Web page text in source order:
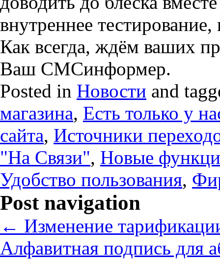
внутреннее
Как всегда, ждём ваших
Ваш СМСинформер.
Posted in Новости and
магазина, Есть только у
сайта, Источники
"На Связи", Новые
Удобство пользования,
Post navigation
← Изменение
Алфавитная подпись для